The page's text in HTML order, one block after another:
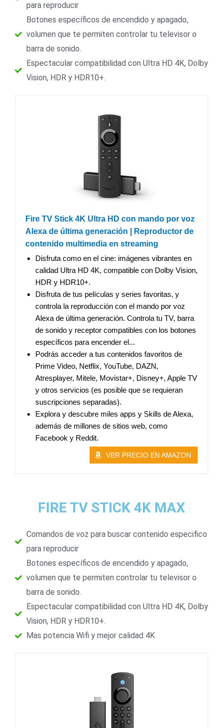
para reproducir
Botones específicos de encendido y apagado,
volumen que te permiten controlar tu televisor o
barra de sonido.
Espectacular compatibilidad con Ultra HD 4K, Dolby
Vision, HDR y HDR10+.
Fire TV Stick 4K Ultra HD con mando por voz
Alexa de última generación | Reproductor de
contenido multimedia en streaming
Disfruta como en el cine: imágenes vibrantes en
calidad Ultra HD 4K, compatible con Dolby Vision,
HDR y HDR10+.
Disfruta de tus películas y series favoritas, y
controla la reproducción con el mando por voz
Alexa de última generación. Controla tu TV, barra
de sonido y receptor compatibles con los botones
específicos para encender el...
Podrás acceder a tus contenidos favoritos de
Prime Video, Netflix, YouTube, DAZN,
Atresplayer, Mitele, Movistar+, Disney+, Apple TV
y otros servicios (es posible que se requieran
suscripciones separadas).
Explora y descubre miles apps y Skills de Alexa,
además de millones de sitios web, como
Facebook y Reddit.
VER PRECIO EN AMAZON
FIRE TV STICK 4K MAX
Comandos de voz para buscar contenido especifico
para reproducir
Botones específicos de encendido y apagado,
volumen que te permiten controlar tu televisor o
barra de sonido.
Espectacular compatibilidad con Ultra HD 4K, Dolby
Vision, HDR y HDR10+.
Mas potencia Wifi y mejor calidad 4K